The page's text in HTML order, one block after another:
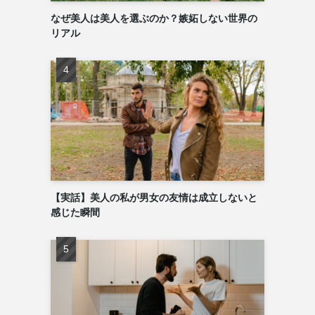
なぜ美人は美人を選ぶのか？嫉妬しない世界の
リアル
【実話】美人の私が男女の友情は成立しないと
感じた瞬間